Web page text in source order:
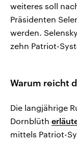
weiteres soll
Präsidenten
werden.
zehn Patriot-
Warum reicht
Die langjährige
Dornblüth
mittels Patriot-